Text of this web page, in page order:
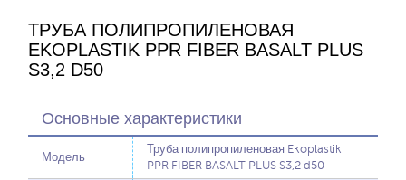
ТРУБА ПОЛИПРОПИЛЕНОВАЯ
EKOPLASTIK PPR FIBER BASALT PLUS
S3,2 D50
Основные характеристики
Модель
Труба полипропиленовая Ekoplastik
PPR FIBER BASALT PLUS S3,2 d50